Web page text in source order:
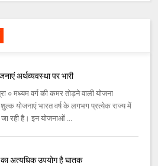
अर्थव्यवस्था पर भारी
० मध्यम वर्ग की कमर तोड़ने वाली योजना
योजनाएं भारत वर्ष के लगभग प्रत्येक राज्य में
रही है। इन योजनाओं ...
अत्यधिक उपयोग है घातक